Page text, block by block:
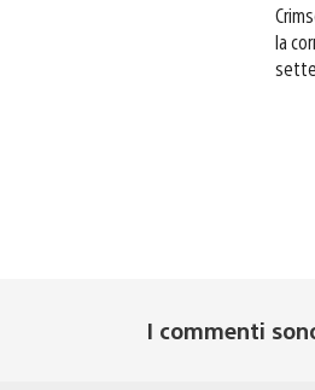
la
I commenti